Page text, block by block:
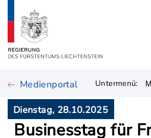
Medienportal Untermenü:
Dienstag, 28.10.2025
Businesstag für